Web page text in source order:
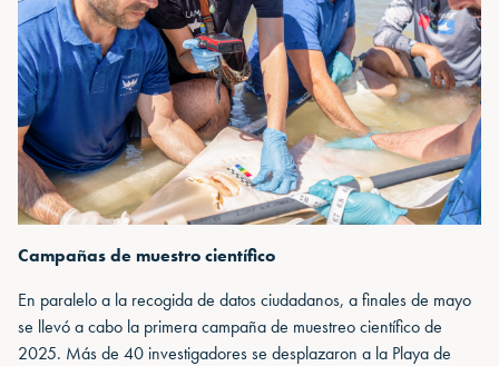
Campañas de muestro científico
En paralelo a la recogida de datos ciudadanos, a finales de mayo
se llevó a cabo la primera campaña de muestreo científico de
2025. Más de 40 investigadores se desplazaron a la Playa de